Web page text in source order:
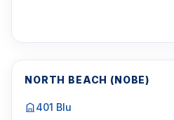
NORTH BEACH (NOBE)
401 Blu